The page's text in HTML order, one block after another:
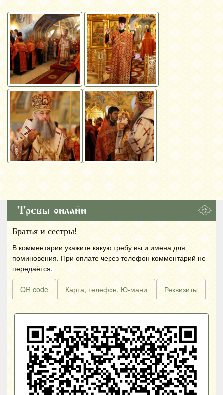
Требы онлайн
Братья и сестры!
В комментарии укажите какую требу вы и имена для
поминовения. При оплате через телефон комментарий не
передаётся.
QR code Карта, телефон, Ю-мани Реквизиты